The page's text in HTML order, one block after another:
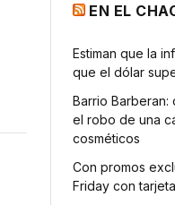
EN EL
Estiman que la
que el dólar
Barrio
el robo de una
cosméticos
Con promos
Friday con